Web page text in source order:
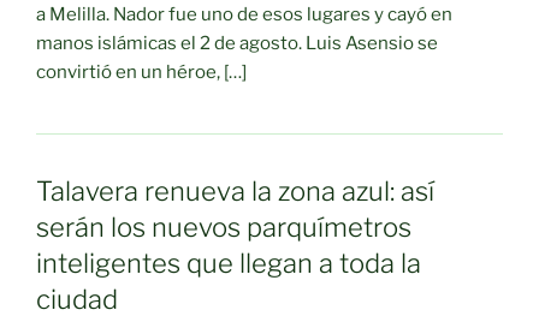
a Melilla. Nador fue uno de esos lugares y cayó en
manos islámicas el 2 de agosto. Luis Asensio se
convirtió en un héroe, […]
Talavera renueva la zona azul: así
serán los nuevos parquímetros
inteligentes que llegan a toda la
ciudad